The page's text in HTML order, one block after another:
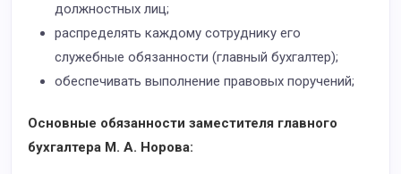
должностных лиц;
распределять каждому сотруднику его
служебные обязанности (главный бухгалтер);
обеспечивать выполнение правовых поручений;
Основные обязанности заместителя главного
бухгалтера М. А. Норова: